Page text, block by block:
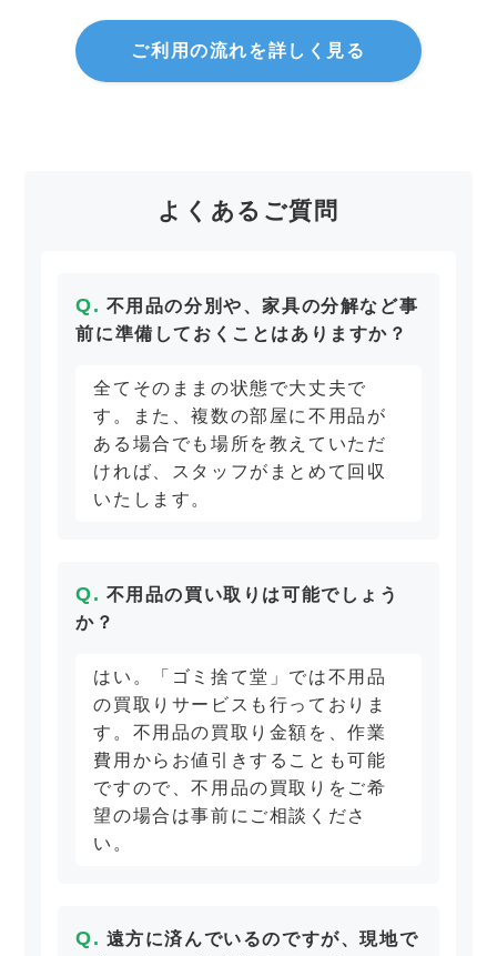
ご利用の流れを詳しく見る
よくあるご質問
不用品の分別や、家具の分解など事
前に準備しておくことはありますか？
全てそのままの状態で大丈夫で
す。また、複数の部屋に不用品が
ある場合でも場所を教えていただ
ければ、スタッフがまとめて回収
いたします。
不用品の買い取りは可能でしょう
か？
はい。「ゴミ捨て堂」では不用品
の買取りサービスも行っておりま
す。不用品の買取り金額を、作業
費用からお値引きすることも可能
ですので、不用品の買取りをご希
望の場合は事前にご相談くださ
い。
遠方に済んでいるのですが、現地で